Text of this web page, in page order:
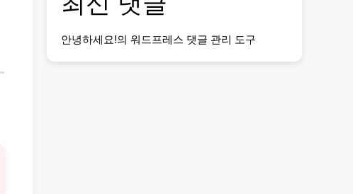
안녕하세요!의 워드프레스 댓글 관리 도구